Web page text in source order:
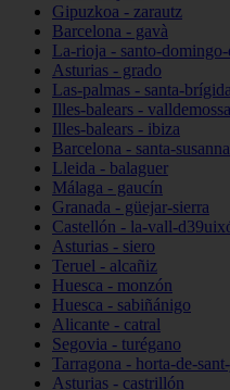
Gipuzkoa - zarautz
Barcelona - gavà
La-rioja - santo-domingo-
Asturias - grado
Las-palmas - santa-brígida
Illes-balears - valldemossa
Illes-balears - ibiza
Barcelona - santa-susanna
Lleida - balaguer
Málaga - gaucín
Granada - güejar-sierra
Castellón - la-vall-
Asturias - siero
Teruel - alcañiz
Huesca - monzón
Huesca - sabiñánigo
Alicante - catral
Segovia - turégano
Tarragona - horta-de-
Asturias - castrillón